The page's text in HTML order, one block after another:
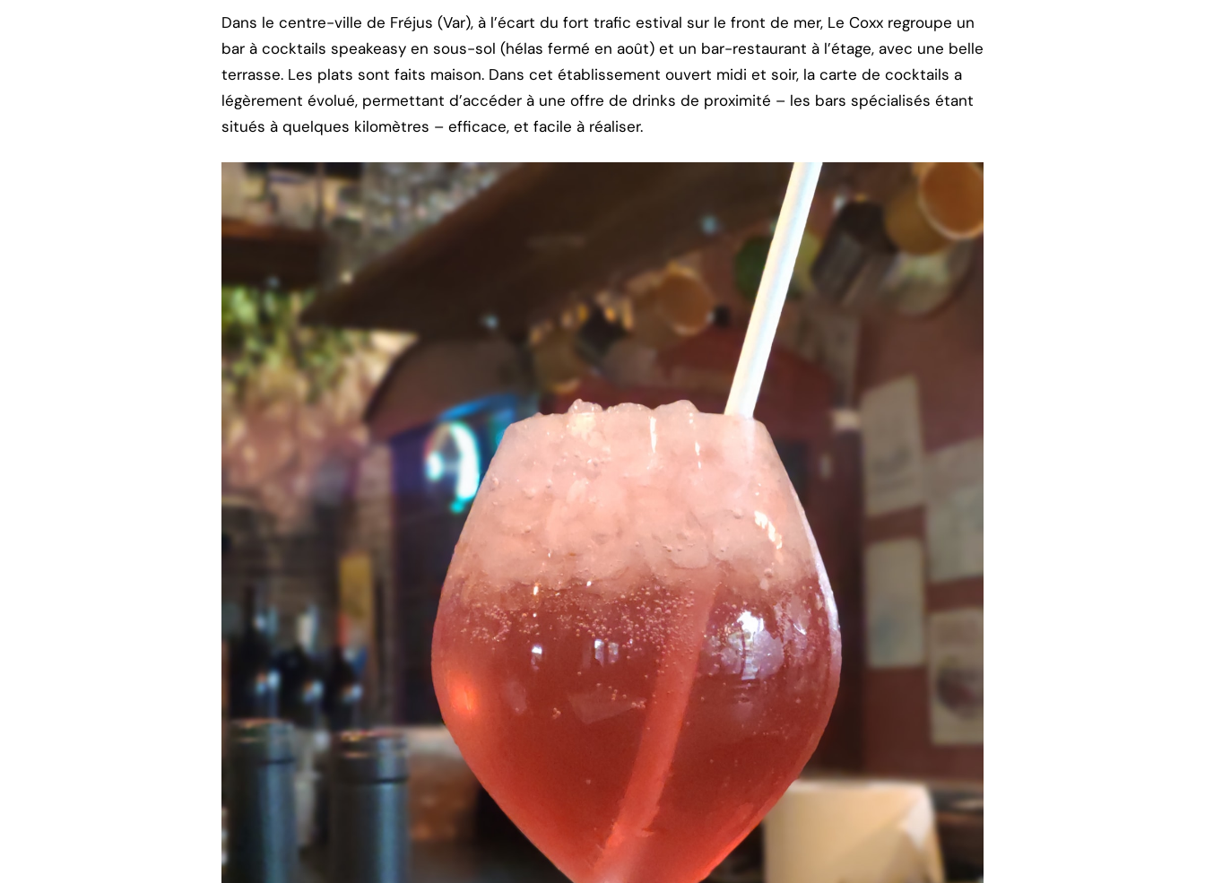
Dans le centre-ville de Fréjus (Var), à l’écart du fort trafic estival sur le front de mer, Le Coxx regroupe un
bar à cocktails speakeasy en sous-sol (hélas fermé en août) et un bar-restaurant à l’étage, avec une belle
terrasse. Les plats sont faits maison. Dans cet établissement ouvert midi et soir, la carte de cocktails a
légèrement évolué, permettant d’accéder à une offre de drinks de proximité – les bars spécialisés étant
situés à quelques kilomètres – efficace, et facile à réaliser.